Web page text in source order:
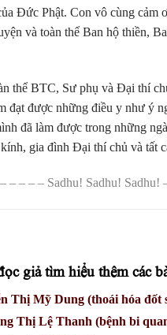
Đức Phật. Con vô cùng cảm
và toàn thể Ban hộ thiền,
thể BTC, Sư phụ và Đại thí
đạt được những điều y như ý
đã làm được trong những
gia đình Đại thí chủ và tất
– – – – Sadhu! Sadhu! Sadhu!
giả tìm hiểu thêm các
Thị Mỹ Dung (thoái hóa đốt
Thị Lệ Thanh (bệnh bi